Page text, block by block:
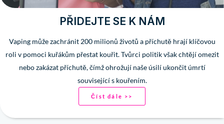
PŘIDEJTE SE K NÁM
Vaping může zachránit 200 milionů životů a příchutě hrají klíčovou
roli v pomoci kuřákům přestat kouřit. Tvůrci politik však chtějí omezit
nebo zakázat příchutě, čímž ohrožují naše úsilí ukončit úmrtí
související s kouřením.
Číst dále >>